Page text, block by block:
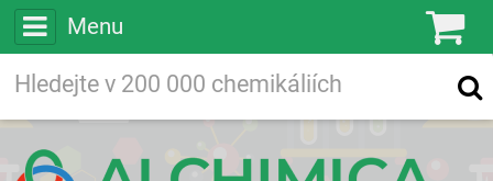
Menu
Vyhledávání